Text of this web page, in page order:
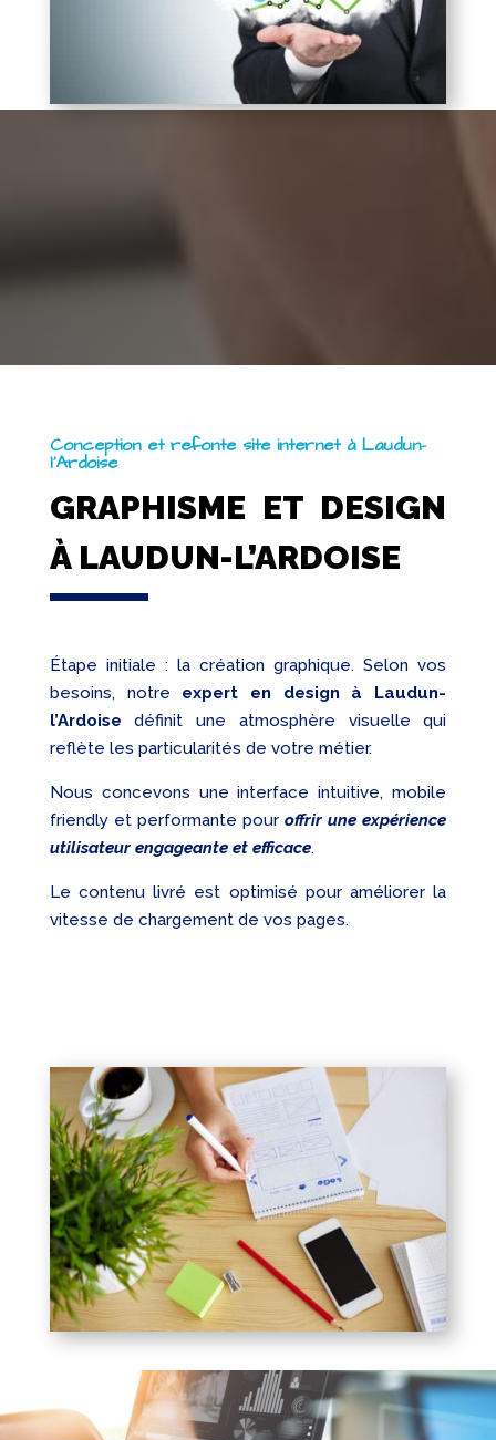
Conception et refonte site internet à Laudun-
l’Ardoise
GRAPHISME ET DESIGN
À LAUDUN-L’ARDOISE
Étape initiale : la création graphique. Selon vos
besoins, notre expert en design à Laudun-
l’Ardoise définit une atmosphère visuelle qui
reflète les particularités de votre métier.
Nous concevons une interface intuitive, mobile
friendly et performante pouroffrir une expérience
utilisateur engageante et efficace.
Le contenu livré est optimisé pour améliorer la
vitesse de chargement de vos pages.